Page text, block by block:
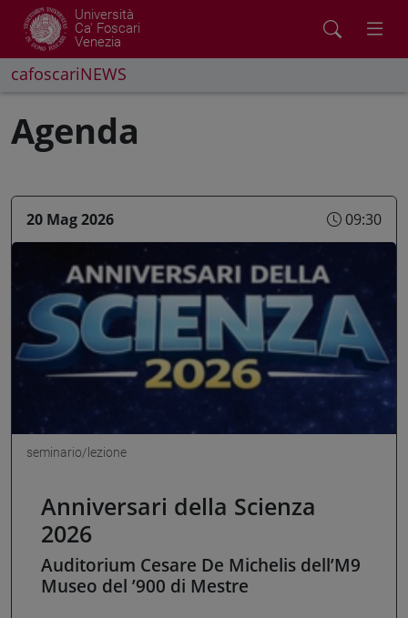
Università
Ca' Foscari
Venezia
cafoscariNEWS
Agenda
20 Mag 2026 09:30
seminario/lezione
Anniversari della Scienza
2026
Auditorium Cesare De Michelis dell’M9
Museo del ’900 di Mestre